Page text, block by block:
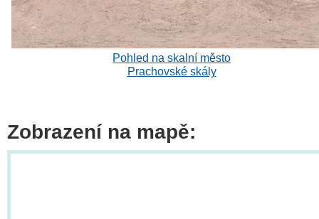
Pohled na skalní město
Prachovské skály
Zobrazení na mapě: